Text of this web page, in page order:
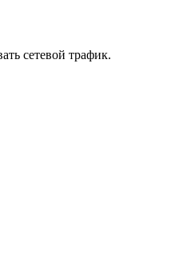
сетевой трафик.